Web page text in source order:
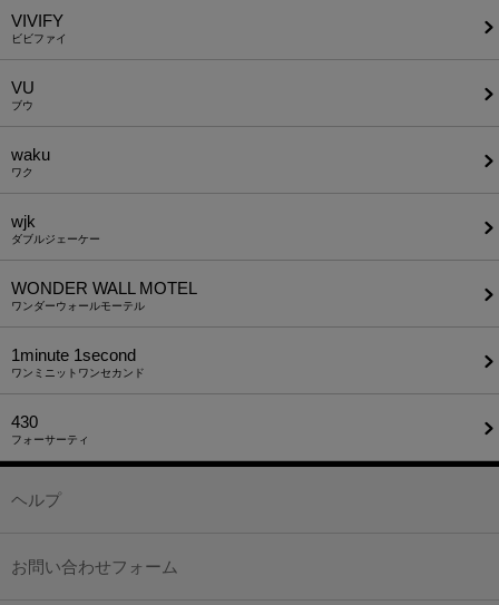
VIVIFY
ビビファイ
VU
ブウ
waku
ワク
wjk
ダブルジェーケー
WONDER WALL MOTEL
ワンダーウォールモーテル
1minute​ 1second
ワンミニットワンセカンド
430
フォーサーティ
ヘルプ
お問い合わせフォーム